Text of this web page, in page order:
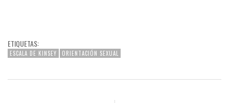
ETIQUETAS:
ESCALA DE KINSEY ORIENTACIÓN SEXUAL